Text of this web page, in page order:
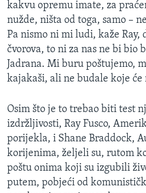
kakvu opremu imate, za
nužde, ništa od toga, samo –
Pa nismo ni mi ludi, kaže Ray,
čvorova, to ni za nas ne bi bio
Jadrana. Mi buru poštujemo,
kajakaši, ali ne budale koje će
Osim što je to trebao biti test
izdržljivosti, Ray Fusco,
porijekla, i Shane Braddock,
korijenima, željeli su, rutom
poštu onima koji su izgubili
putem, pobjeći od